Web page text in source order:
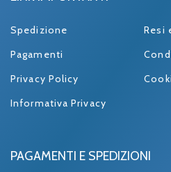
Spedizione
Resi
Pagamenti
Privacy Policy
Informativa Privacy
PAGAMENTI E SPEDIZIONI